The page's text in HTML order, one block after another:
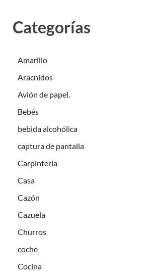
Categorías
Amarillo
Aracnidos
Avión de papel.
Bebés
bebida alcohólica
captura de pantalla
Carpintería
Casa
Cazón
Cazuela
Churros
coche
Cocina